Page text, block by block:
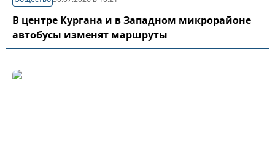
В центре Кургана и в Западном микрорайоне
автобусы изменят маршруты